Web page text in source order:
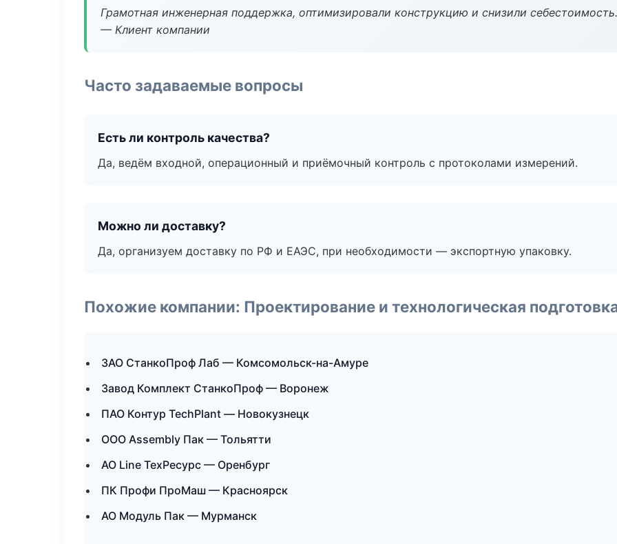
Грамотная инженерная поддержка, оптимизировали конструкцию и снизили себестоимость.
— Клиент компании
Часто задаваемые вопросы
Есть ли контроль качества?
Да, ведём входной, операционный и приёмочный контроль с протоколами измерений.
Можно ли доставку?
Да, организуем доставку по РФ и ЕАЭС, при необходимости — экспортную упаковку.
Похожие компании: Проектирование и технологическая
ЗАО СтанкоПроф Лаб — Комсомольск-на-Амуре
Завод Комплект СтанкоПроф — Воронеж
ПАО Контур TechPlant — Новокузнецк
ООО Assembly Пак — Тольятти
АО Line ТехРесурс — Оренбург
ПК Профи ПроМаш — Красноярск
АО Модуль Пак — Мурманск